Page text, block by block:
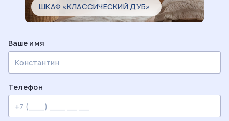
ШКАФ «КЛАССИЧЕСКИЙ ДУБ»
Ваше имя
Телефон